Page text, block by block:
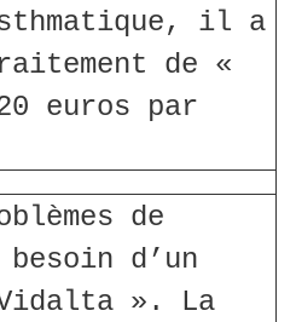
il a
de «
euros par
de
d’un
». La